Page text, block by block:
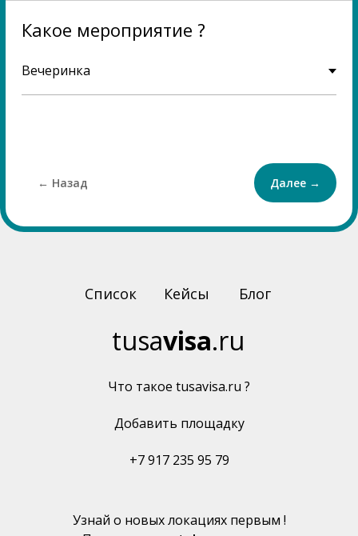
Какое мероприятие ?
← Назад Далее →
Список Кейсы Блог
tusavisa.ru
Что такое tusavisa.ru ?
Добавить площадку
+7 917 235 95 79
Узнай о новых локациях первым !